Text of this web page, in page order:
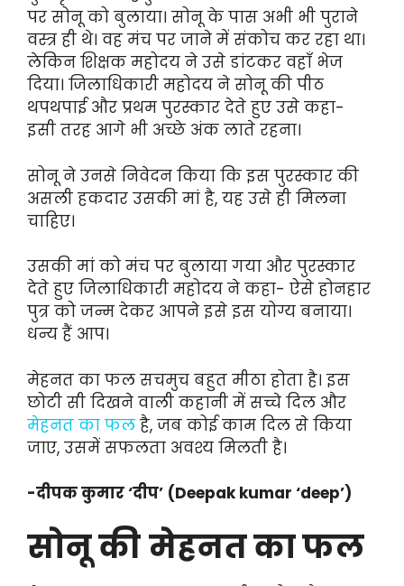
पर सोनू को बुलाया। सोनू के पास अभी भी पुराने
वस्त्र ही थे। वह मंच पर जाने में संकोच कर रहा था।
लेकिन शिक्षक महोदय ने उसे डांटकर वहाँ भेज
दिया। जिलाधिकारी महोदय ने सोनू की पीठ
थपथपाई और प्रथम पुरस्कार देते हुए उसे कहा-
इसी तरह आगे भी अच्छे अंक लाते रहना।
सोनू ने उनसे निवेदन किया कि इस पुरस्कार की
असली हकदार उसकी मां है, यह उसे ही मिलना
चाहिए।
उसकी मां को मंच पर बुलाया गया और पुरस्कार
देते हुए जिलाधिकारी महोदय ने कहा- ऐसे होनहार
पुत्र को जन्म देकर आपने इसे इस योग्य बनाया।
धन्य हैं आप।
मेहनत का फल सचमुच बहुत मीठा होता है। इस
छोटी सी दिखने वाली कहानी में सच्चे दिल और
मेहनत का फल है, जब कोई काम दिल से किया
जाए, उसमें सफलता अवश्य मिलती है।
-दीपक कुमार ‘दीप’ (Deepak kumar ‘deep’)
सोनू कीमेहनत का फल